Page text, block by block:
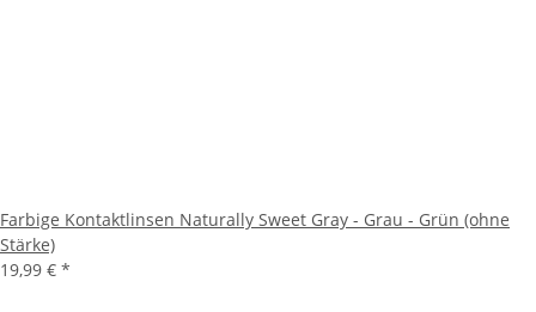
Farbige Kontaktlinsen Naturally Sweet Gray - Grau - Grün (ohne
Stärke)
19,99 € *